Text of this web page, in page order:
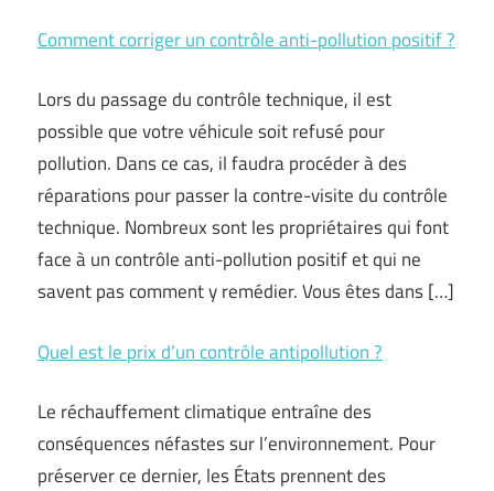
Comment corriger un contrôle anti-pollution positif ?
Lors du passage du contrôle technique, il est
possible que votre véhicule soit refusé pour
pollution. Dans ce cas, il faudra procéder à des
réparations pour passer la contre-visite du contrôle
technique. Nombreux sont les propriétaires qui font
face à un contrôle anti-pollution positif et qui ne
savent pas comment y remédier. Vous êtes dans […]
Quel est le prix d’un contrôle antipollution ?
Le réchauffement climatique entraîne des
conséquences néfastes sur l’environnement. Pour
préserver ce dernier, les États prennent des